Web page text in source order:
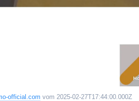
official.com vom 2025-02-27T17:44:00.000Z